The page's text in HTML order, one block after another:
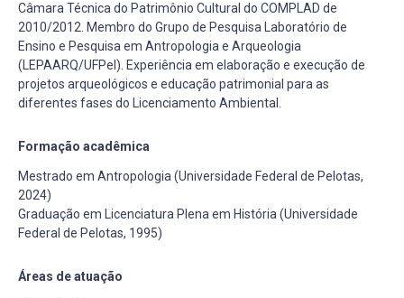
Câmara Técnica do Patrimônio Cultural do COMPLAD de
2010/2012. Membro do Grupo de Pesquisa Laboratório de
Ensino e Pesquisa em Antropologia e Arqueologia
(LEPAARQ/UFPel). Experiência em elaboração e execução de
projetos arqueológicos e educação patrimonial para as
diferentes fases do Licenciamento Ambiental.
Formação acadêmica
Mestrado em Antropologia (Universidade Federal de Pelotas,
2024)
Graduação em Licenciatura Plena em História (Universidade
Federal de Pelotas, 1995)
Áreas de atuação